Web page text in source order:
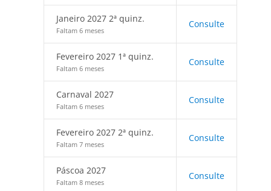
Janeiro 2027 2ª quinz.
Faltam 6 meses
Consulte
Fevereiro 2027 1ª quinz.
Faltam 6 meses
Consulte
Carnaval 2027
Faltam 6 meses
Consulte
Fevereiro 2027 2ª quinz.
Faltam 7 meses
Consulte
Páscoa 2027
Faltam 8 meses
Consulte